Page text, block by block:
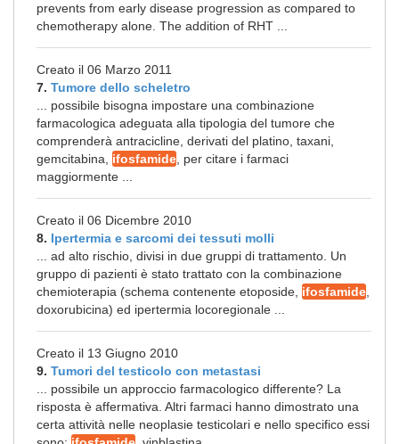
prevents from early disease progression as compared to
chemotherapy alone. The addition of RHT ...
Creato il 06 Marzo 2011
7. Tumore dello scheletro
... possibile bisogna impostare una combinazione
farmacologica adeguata alla tipologia del tumore che
comprenderà antracicline, derivati del platino, taxani,
gemcitabina, ifosfamide , per citare i farmaci
maggiormente ...
Creato il 06 Dicembre 2010
8. Ipertermia e sarcomi dei tessuti molli
... ad alto rischio, divisi in due gruppi di trattamento. Un
gruppo di pazienti è stato trattato con la combinazione
chemioterapia (schema contenente etoposide, ifosfamide
doxorubicina) ed ipertermia locoregionale ...
Creato il 13 Giugno 2010
9. Tumori del testicolo con metastasi
... possibile un approccio farmacologico differente? La
risposta è affermativa. Altri farmaci hanno dimostrato una
certa attività nelle neoplasie testicolari e nello specifico essi